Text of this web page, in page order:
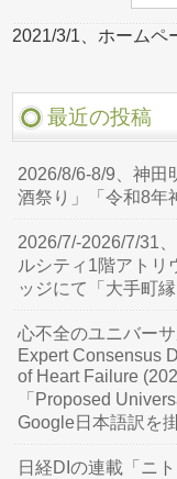
2021/3/1、ホームペ
最近の投稿
2026/8/6-8/9、神
酒祭り」「令和8年
2026/7/-2026/7/31
ルシティ1階アトリ
ッジにて「大手町
心不全のユニバー
Expert Consensus
of Heart Failure
「Proposed
Google日本語訳を
日経DIの連載「ニ